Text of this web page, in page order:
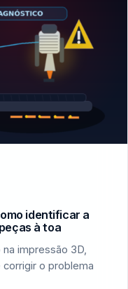
identificar a
à toa
impressão 3D,
o problema